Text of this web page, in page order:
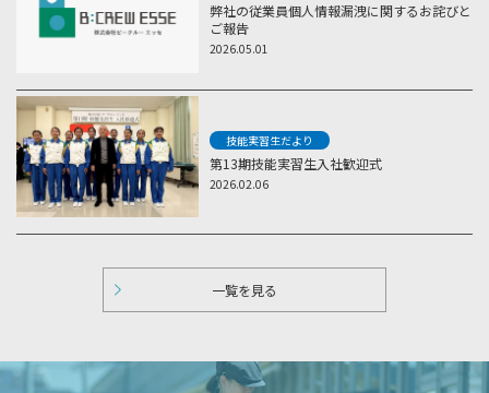
弊社の従業員個人情報漏洩に関するお詫びと
ご報告
2026.05.01
技能実習生だより
第13期技能実習生入社歓迎式
2026.02.06
一覧を見る